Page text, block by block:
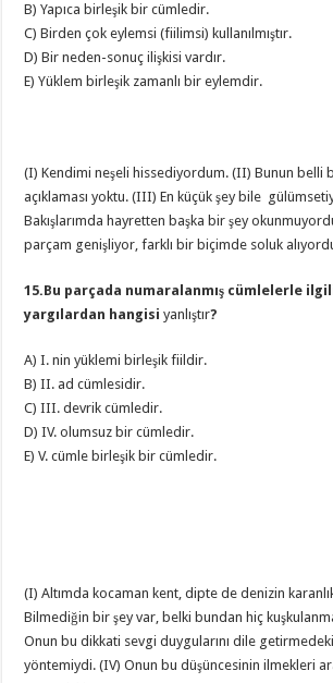
B) Yapıca birleşik bir cümledir.
C) Birden çok eylemsi (fiilimsi) kullanılmıştır.
D) Bir neden-sonuç ilişkisi vardır.
E) Yüklem birleşik zamanlı bir eylemdir.
(I) Kendimi neşeli hissediyordum. (II) Bunun belli
açıklaması yoktu. (III) En küçük şey bile
Bakışlarımda hayretten başka bir şey
parçam genişliyor, farklı bir biçimde soluk
15.Bu parçada numaralanmış cümlelerle
yargılardan hangisiyanlıştır?
A) I. nin yüklemi birleşik fiildir.
B) II. ad cümlesidir.
C) III. devrik cümledir.
D) IV. olumsuz bir cümledir.
E) V. cümle birleşik bir cümledir.
(I) Altımda kocaman kent, dipte de denizin
Bilmediğin bir şey var, belki bundan hiç
Onun bu dikkati sevgi duygularını dile
yöntemiydi. (IV) Onun bu düşüncesinin ilmekleri